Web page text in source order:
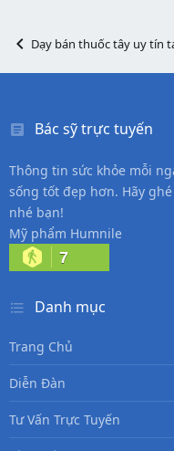
Dạy bán thuốc tây uy tín
Bác sỹ trực tuyến
Thông tin sức khỏe mỗi
sống tốt đẹp hơn. Hãy
nhé bạn!
Mỹ phẩm Humnile
7
Danh mục
Trang Chủ
Diễn Đàn
Tư Vấn Trực Tuyến